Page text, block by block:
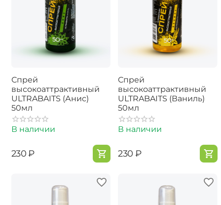
Спрей
высокоаттрактивный
ULTRABAITS (Анис)
50мл
В наличии
‍230‍ ₽
Спрей
высокоаттрактивный
ULTRABAITS (Ваниль)
50мл
В наличии
‍230‍ ₽